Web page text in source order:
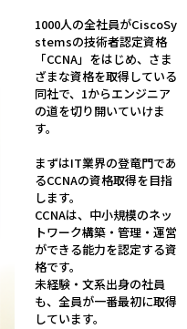
1000人の全社員がCiscoSy
stemsの技術者認定資格
「CCNA」をはじめ、さま
ざまな資格を取得している
同社で、1からエンジニア
の道を切り開いていけま
す。
まずはIT業界の登竜門であ
るCCNAの資格取得を目指
します。
CCNAは、中小規模のネッ
トワーク構築・管理・運営
ができる能力を認定する資
格です。
未経験・文系出身の社員
も、全員が一番最初に取得
しています。